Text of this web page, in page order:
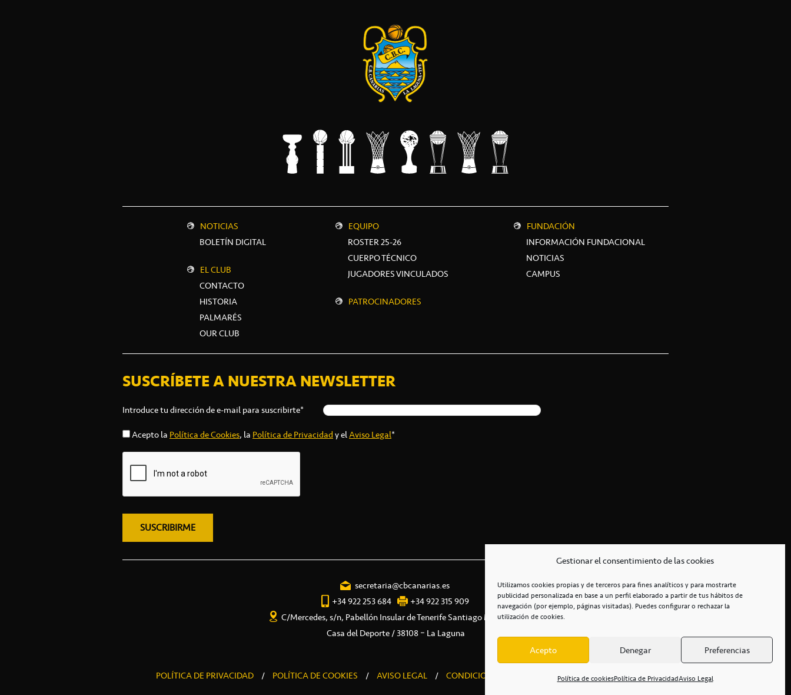
Gestionar el consentimiento de las cookies
Utilizamos cookies propias y de terceros para fines analíticos y para mostrarte
publicidad personalizada en base a un perfil elaborado a partir de tus hábitos de
navegación (por ejemplo, páginas visitadas). Puedes configurar o rechazar la
utilización de cookies.
Acepto Denegar Preferencias
Política de cookiesPolítica de PrivacidadAviso Legal
NOTICIAS
BOLETÍN DIGITAL
EL CLUB
CONTACTO
HISTORIA
PALMARÉS
OUR CLUB
EQUIPO
ROSTER 25-26
CUERPO TÉCNICO
JUGADORES VINCULADOS
PATROCINADORES
FUNDACIÓN
INFORMACIÓN FUNDACIONAL
NOTICIAS
CAMPUS
SUSCRÍBETE A NUESTRA NEWSLETTER
Introduce tu dirección de e-mail para suscribirte*
Acepto la Política de Cookies, la Política de Privacidady elAviso Legal*
secretaria@cbcanarias.es
+34 922 253 684
+34 922 315 909
C/Mercedes, s/n, Pabellón Insular de Tenerife Santiago Martín
Casa del Deporte / 38108 – La Laguna
POLÍTICA DE PRIVACIDAD / POLÍTICA DE COOKIES / AVISO LEGAL / CONDICIONES COMERCIALES / ACCESIBILIDAD